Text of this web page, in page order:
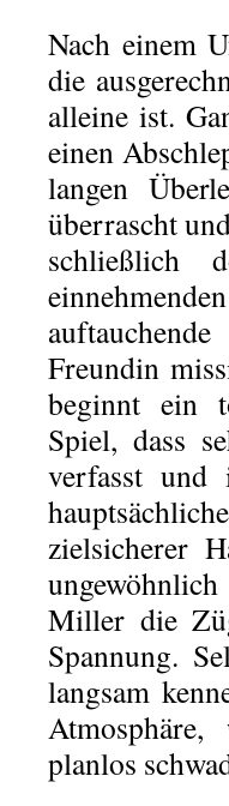
Nach einem
die
alleine ist.
einen
langen
überrascht
schließlich
Freundin
beginnt ein
Spiel, dass
verfasst und
zielsicherer
Miller die
Spannung.
langsam
planlos